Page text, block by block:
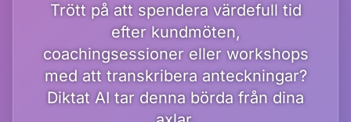
Trött på att spendera värdefull tid
efter kundmöten,
coachingsessioner eller workshops
med att transkribera anteckningar?
Diktat AI tar denna börda från dina